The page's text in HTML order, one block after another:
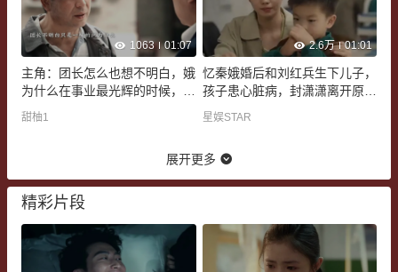
1063 01:07
主角：团长怎么也想不明白，娥
为什么在事业最光辉的时候，选
择回归家庭
甜柚1
2.6万 01:01
忆秦娥婚后和刘红兵生下儿子，
孩子患心脏病，封潇潇离开原因
曝光
星娱STAR
展开更多
精彩片段